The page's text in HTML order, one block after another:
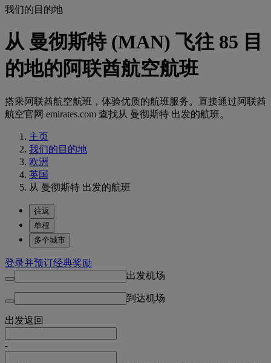
我们的目的地
从 曼彻斯特 (MAN) 飞往 85 目
的地的阿联酋航空航班
搭乘阿联酋航空航班，体验优质的航班服务。直接通过阿联酋
航空官网 emirates.com 查找从 曼彻斯特 出发的航班。
主页
我们的目的地
欧洲
英国
从 曼彻斯特 出发的航班
往返
单程
多个城市
登录并预订经典奖励
出发机场
到达机场
出发返回
-